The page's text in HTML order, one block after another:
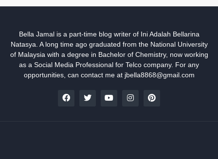
Bella Jamal is a part-time blog writer of Ini Adalah Bellarina
Natasya. A long time ago graduated from the National University
of Malaysia with a degree in Bachelor of Chemistry, now working
as a Social Media Professional for Telco company. For any
opportunities, can contact me at jbella8868@gmail.com